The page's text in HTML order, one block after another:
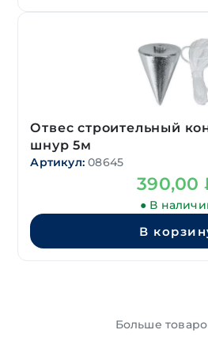
Отвес строительный
шнур 5м
Артикул: 08645
390,00
● В
В
Больше